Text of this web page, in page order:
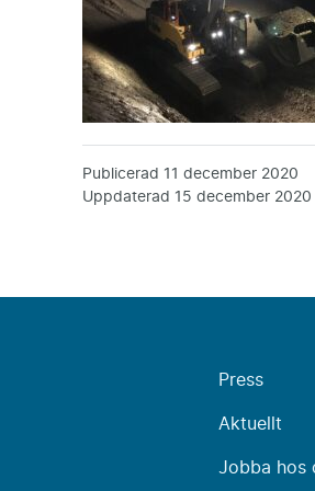
Publicerad 11 december 2020
Uppdaterad 15 december 2020
Press
Aktuellt
Jobba hos